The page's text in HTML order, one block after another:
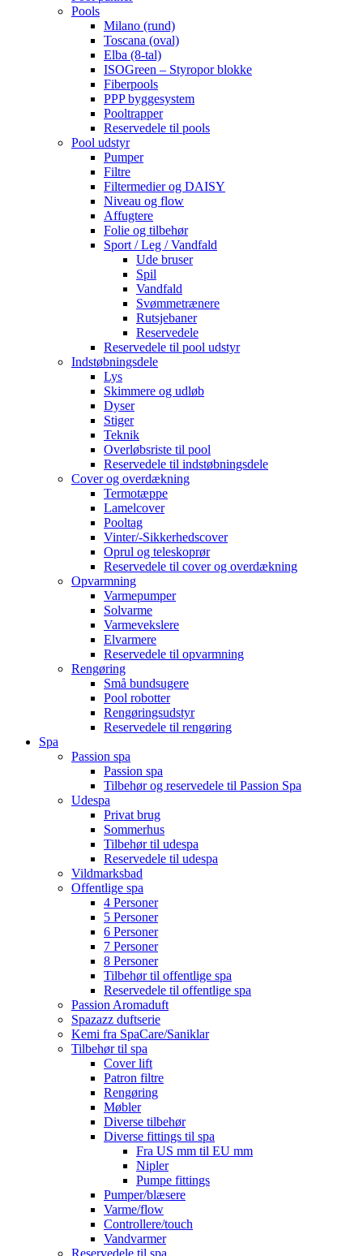
Pools
Milano (rund)
Toscana (oval)
Elba (8-tal)
ISOGreen – Styropor blokke
Fiberpools
PPP byggesystem
Pooltrapper
Reservedele til pools
Pool udstyr
Pumper
Filtre
Filtermedier og DAISY
Niveau og flow
Affugtere
Folie og tilbehør
Sport / Leg / Vandfald
Ude bruser
Spil
Vandfald
Svømmetrænere
Rutsjebaner
Reservedele
Reservedele til pool udstyr
Indstøbningsdele
Lys
Skimmere og udløb
Dyser
Stiger
Teknik
Overløbsriste til pool
Reservedele til indstøbningsdele
Cover og overdækning
Termotæppe
Lamelcover
Pooltag
Vinter/-Sikkerhedscover
Oprul og teleskoprør
Reservedele til cover og overdækning
Opvarmning
Varmepumper
Solvarme
Varmevekslere
Elvarmere
Reservedele til opvarmning
Rengøring
Små bundsugere
Pool robotter
Rengøringsudstyr
Reservedele til rengøring
Spa
Passion spa
Passion spa
Tilbehør og reservedele til Passion Spa
Udespa
Privat brug
Sommerhus
Tilbehør til udespa
Reservedele til udespa
Vildmarksbad
Offentlige spa
4 Personer
5 Personer
6 Personer
7 Personer
8 Personer
Tilbehør til offentlige spa
Reservedele til offentlige spa
Passion Aromaduft
Spazazz duftserie
Kemi fra SpaCare/Saniklar
Tilbehør til spa
Cover lift
Patron filtre
Rengøring
Møbler
Diverse tilbehør
Diverse fittings til spa
Fra US mm til EU mm
Nipler
Pumpe fittings
Pumper/blæsere
Varme/flow
Controllere/touch
Vandvarmer
Reservedele til spa